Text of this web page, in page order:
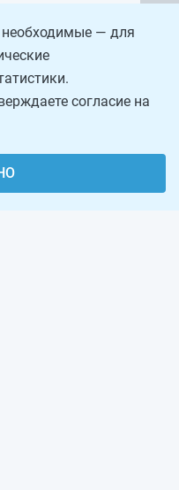
— для
согласие на